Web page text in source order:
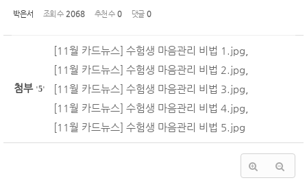
박은서 조회 수 2068 추천 수 0 댓글 0
첨부 '5'
[11월 카드뉴스] 수험생 마음관리 비법 1.jpg
[11월 카드뉴스] 수험생 마음관리 비법 2.jpg
[11월 카드뉴스] 수험생 마음관리 비법 3.jpg
[11월 카드뉴스] 수험생 마음관리 비법 4.jpg
[11월 카드뉴스] 수험생 마음관리 비법 5.jpg